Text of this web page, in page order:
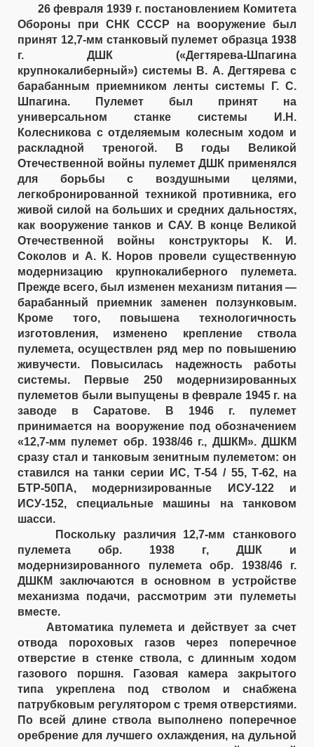
26 февраля 1939 г. постановлением Комитета
Обороны при СНК СССР на вооружение был
принят 12,7-мм станковый пулемет образца 1938
г. ДШК («Дегтярева-Шпагина
крупнокалиберный») системы В. А. Дегтярева с
барабанным приемником ленты системы Г. С.
Шпагина. Пулемет был принят на
универсальном станке системы И.Н.
Колесникова с отделяемым колесным ходом и
раскладной треногой. В годы Великой
Отечественной войны пулемет ДШК применялся
для борьбы с воздушными целями,
легкобронированной техникой противника, его
живой силой на больших и средних дальностях,
как вооружение танков и САУ. В конце Великой
Отечественной войны конструкторы К. И.
Соколов и А. К. Норов провели существенную
модернизацию крупнокалиберного пулемета.
Прежде всего, был изменен механизм питания —
барабанный приемник заменен ползунковым.
Кроме того, повышена технологичность
изготовления, изменено крепление ствола
пулемета, осуществлен ряд мер по повышению
живучести. Повысилась надежность работы
системы. Первые 250 модернизированных
пулеметов были выпущены в феврале 1945 г. на
заводе в Саратове. В 1946 г. пулемет
принимается на вооружение под обозначением
«12,7-мм пулемет обр. 1938/46 г., ДШКМ». ДШКМ
сразу стал и танковым зенитным пулеметом: он
ставился на танки серии ИС, Т-54 / 55, Т-62, на
БТР-50ПА, модернизированные ИСУ-122 и
ИСУ-152, специальные машины на танковом
шасси.
Поскольку различия 12,7-мм станкового
пулемета обр. 1938 г, ДШК и
модернизированного пулемета обр. 1938/46 г.
ДШКМ заключаются в основном в устройстве
механизма подачи, рассмотрим эти пулеметы
вместе.
Автоматика пулемета и действует за счет
отвода пороховых газов через поперечное
отверстие в стенке ствола, с длинным ходом
газового поршня. Газовая камера закрытого
типа укреплена под стволом и снабжена
патрубковым регулятором с тремя отверстиями.
По всей длине ствола выполнено поперечное
оребрение для лучшего охлаждения, на дульной